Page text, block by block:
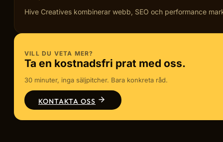
Hive Creatives kombinerar webb, SEO och performance
VILL DU VETA MER?
Ta en kostnadsfri prat med oss.
30 minuter, inga säljpitcher. Bara konkreta råd.
KONTAKTA OSS